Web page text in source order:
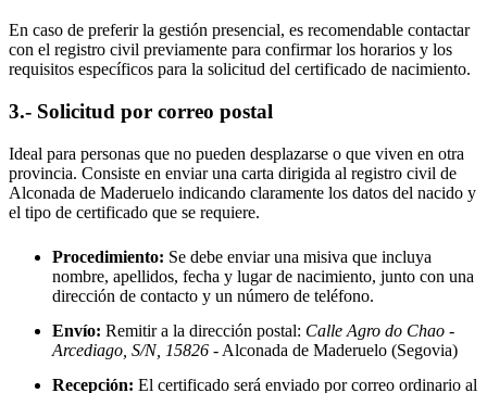
En caso de preferir la gestión presencial, es recomendable contactar
con el registro civil previamente para confirmar los horarios y los
requisitos específicos para la solicitud del certificado de nacimiento.
3.- Solicitud por correo postal
Ideal para personas que no pueden desplazarse o que viven en otra
provincia. Consiste en enviar una carta dirigida al registro civil de
Alconada de Maderuelo indicando claramente los datos del nacido y
el tipo de certificado que se requiere.
Procedimiento: Se debe enviar una misiva que incluya
nombre, apellidos, fecha y lugar de nacimiento, junto con una
dirección de contacto y un número de teléfono.
Envío: Remitir a la dirección postal: Calle Agro do Chao -
Arcediago, S/N, 15826 - Alconada de Maderuelo (Segovia)
Recepción: El certificado será enviado por correo ordinario al